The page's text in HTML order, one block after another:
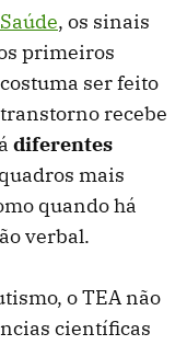
, os sinais
primeiros
ser feito
recebe
diferentes
mais
quando há
verbal.
o TEA não
científicas